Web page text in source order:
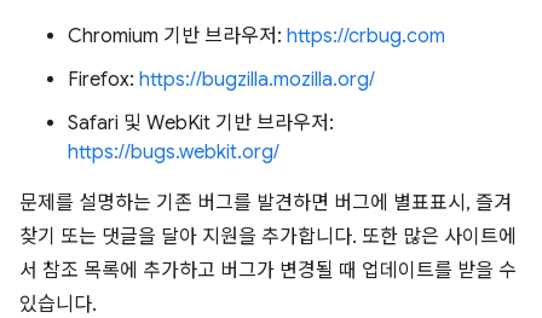
Chromium 기반 브라우저: https://crbug.com
Firefox: https://bugzilla.mozilla.org/
Safari 및 WebKit 기반 브라우저:
https://bugs.webkit.org/
문제를 설명하는 기존 버그를 발견하면 버그에 별표표시, 즐겨
찾기 또는 댓글을 달아 지원을 추가합니다. 또한 많은 사이트에
서 참조 목록에 추가하고 버그가 변경될 때 업데이트를 받을 수
있습니다.